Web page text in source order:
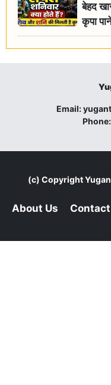
बेहद
कृपा
Email:
Phone:
(c) Copyright
About Us Contact